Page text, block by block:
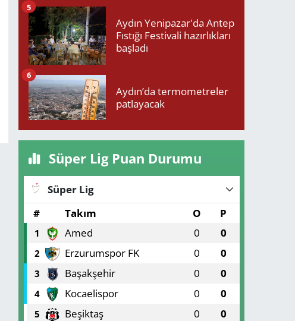
Aydın Yenipazar'da Antep
Fıstığı Festivali hazırlıkları
başladı
5
Aydın’da termometreler
patlayacak
6
Süper Lig Puan Durumu
Süper Lig
#
Takım O P
1 Amed 0 0
2 Erzurumspor FK 0 0
3 Başakşehir 0 0
4 Kocaelispor 0 0
5 Beşiktaş 0 0